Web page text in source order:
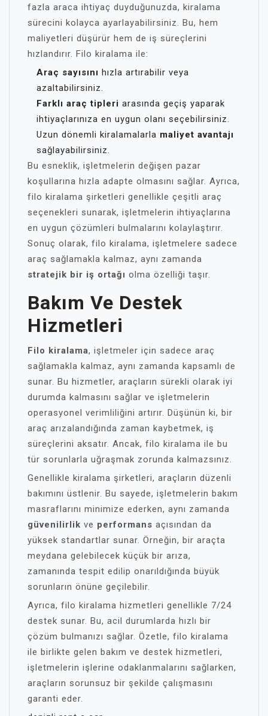
fazla araca ihtiyaç duyduğunuzda, kiralama
sürecini kolayca ayarlayabilirsiniz. Bu, hem
maliyetleri düşürür hem de iş süreçlerini
hızlandırır. Filo kiralama ile:
Araç sayısını hızla artırabilir veya
azaltabilirsiniz.
Farklı araç tipleri arasında geçiş yaparak
ihtiyaçlarınıza en uygun olanı seçebilirsiniz.
Uzun dönemli kiralamalarla maliyet avantajı
sağlayabilirsiniz.
Bu esneklik, işletmelerin değişen pazar
koşullarına hızla adapte olmasını sağlar. Ayrıca,
filo kiralama şirketleri genellikle çeşitli araç
seçenekleri sunarak, işletmelerin ihtiyaçlarına
en uygun çözümleri bulmalarını kolaylaştırır.
Sonuç olarak, filo kiralama, işletmelere sadece
araç sağlamakla kalmaz, aynı zamanda
stratejik bir iş ortağı olma özelliği taşır.
Bakım Ve Destek
Hizmetleri
Filo kiralama, işletmeler için sadece araç
sağlamakla kalmaz, aynı zamanda kapsamlı de
sunar. Bu hizmetler, araçların sürekli olarak iyi
durumda kalmasını sağlar ve işletmelerin
operasyonel verimliliğini artırır. Düşünün ki, bir
araç arızalandığında zaman kaybetmek, iş
süreçlerini aksatır. Ancak, filo kiralama ile bu
tür sorunlarla uğraşmak zorunda kalmazsınız.
Genellikle kiralama şirketleri, araçların düzenli
bakımını üstlenir. Bu sayede, işletmelerin bakım
masraflarını minimize ederken, aynı zamanda
güvenilirlik ve performans açısından da
yüksek standartlar sunar. Örneğin, bir araçta
meydana gelebilecek küçük bir arıza,
zamanında tespit edilip onarıldığında büyük
sorunların önüne geçilebilir.
Ayrıca, filo kiralama hizmetleri genellikle 7/24
destek sunar. Bu, acil durumlarda hızlı bir
çözüm bulmanızı sağlar. Özetle, filo kiralama
ile birlikte gelen bakım ve destek hizmetleri,
işletmelerin işlerine odaklanmalarını sağlarken,
araçların sorunsuz bir şekilde çalışmasını
garanti eder.